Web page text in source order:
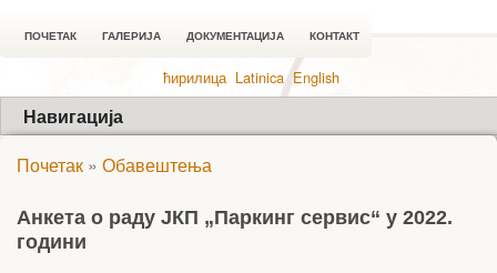
ПОЧЕТАК ГАЛЕРИЈА ДОКУМЕНТАЦИЈА КОНТАКТ
ћирилица Latinica English
Навигација
Почетак » Обавештења
Анкета о раду ЈКП „Паркинг сервис“ у 2022.
години